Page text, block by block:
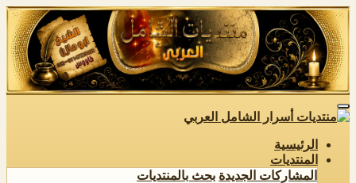
الرئيسية
المنتديات
المشاركات الجديدة بحث بالمنتديات